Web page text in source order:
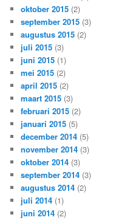
oktober 2015 (2)
september 2015 (3)
augustus 2015 (2)
juli 2015 (3)
juni 2015 (1)
mei 2015 (2)
april 2015 (2)
maart 2015 (3)
februari 2015 (2)
januari 2015 (5)
december 2014 (5)
november 2014 (3)
oktober 2014 (3)
september 2014 (3)
augustus 2014 (2)
juli 2014 (1)
juni 2014 (2)